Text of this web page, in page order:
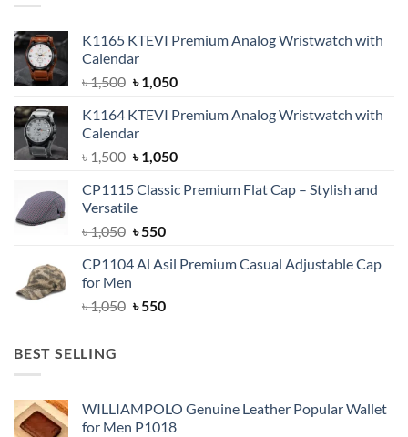
K1165 KTEVI Premium Analog Wristwatch with
Calendar
৳1,500 Original
was:
৳ 1,500.
৳1,050Current
is:
K1164 KTEVI Premium Analog Wristwatch with
Calendar
৳1,500 Original
was:
৳ 1,500.
৳1,050Current
is:
CP1115 Classic Premium Flat Cap – Stylish and
Versatile
৳1,050 Original
was:
৳550Current
is:
CP1104 Al Asil Premium Casual Adjustable Cap
for Men
৳1,050 Original
৳550Current
BEST SELLING
WILLIAMPOLO Genuine Leather Popular Wallet
for Men P1018